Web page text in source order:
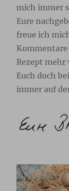
mich immer
Eure
freue ich
Rezept mehr
Euch doch
immer auf